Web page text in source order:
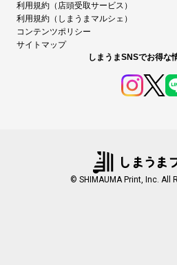
利用規約（店頭受取サービス）
利用規約（しまうまマルシェ）
コンテンツポリシー
サイトマップ
しまうまSNSでお得な
© SHIMAUMA Print, Inc. All